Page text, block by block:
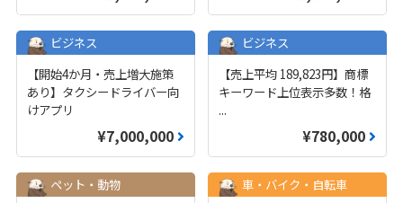
ビジネス
【開始4か月・売上増大施策
あり】タクシードライバー向
けアプリ
¥7,000,000
ビジネス
【売上平均 189,823円】商標
キーワード上位表示多数！格
...
¥780,000
ペット・動物
車・バイク・自転車